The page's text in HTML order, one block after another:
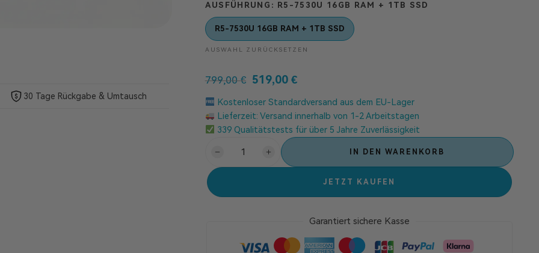
30 Tage Rückgabe & Umtausch
AUSFÜHRUNG R5-7530U 16GB RAM + 1TB SSD
R5-7530U 16GB RAM + 1TB SSD
AUSWAHL ZURÜCKSETZEN
799,00€ 519,00 €
Kostenloser Standardversand aus dem EU-Lager
Lieferzeit: Versand innerhalb von 1-2 Arbeitstagen
339 Qualitätstests für über 5 Jahre Zuverlässigkeit
IN DEN WARENKORB
JETZT KAUFEN
Garantiert sichere Kasse